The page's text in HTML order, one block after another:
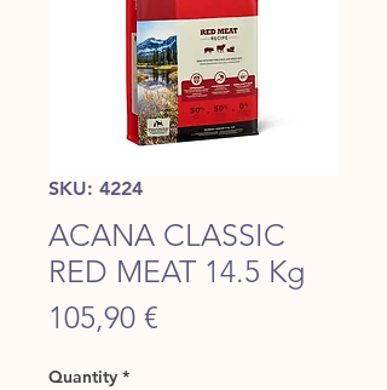
SKU: 4224
ACANA CLASSIC
RED MEAT 14.5 Kg
105,90 €
Quantity *